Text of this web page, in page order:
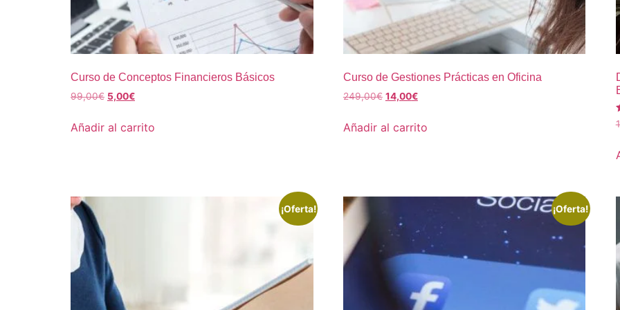
Curso de Conceptos Financieros Básicos
99,00€ 5,00€
Añadir al carrito
Curso de Gestiones Prácticas en Oficina
249,00€ 14,00€
Añadir al carrito
¡Oferta! ¡Oferta!